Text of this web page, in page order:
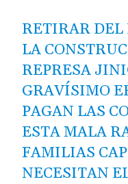
RETIRAR DEL
LA
REPRESA
GRAVÍSIMO
PAGAN LAS
ESTA MALA
FAMILIAS
NECESITAN